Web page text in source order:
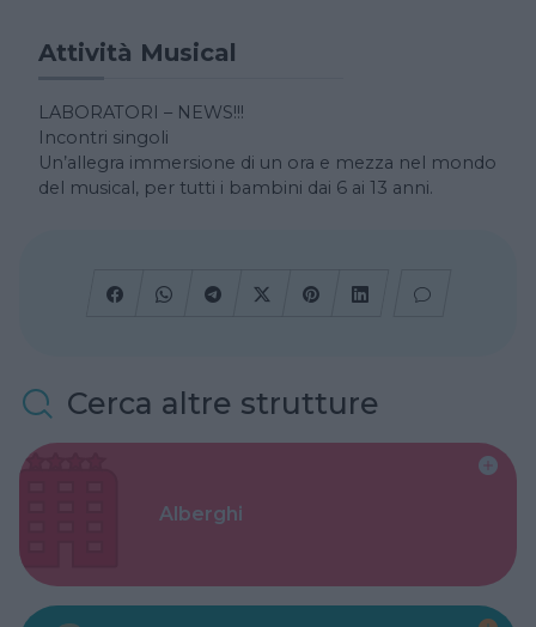
Attività Musical
LABORATORI – NEWS!!!
Incontri singoli
Un’allegra immersione di un ora e mezza nel mondo
del musical, per tutti i bambini dai 6 ai 13 anni.
Cerca altre strutture
Alberghi